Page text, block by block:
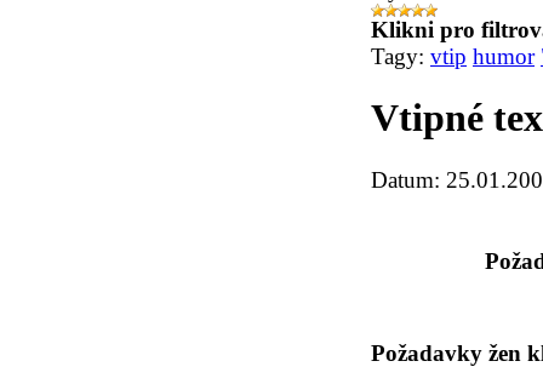
Klikni pro
Tagy: vtip humor
Vtipné
Datum:
Požadavky žen